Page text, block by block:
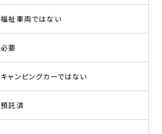
福祉車両ではない
必要
キャンピングカーではない
預託済